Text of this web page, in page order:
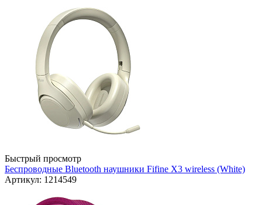
Быстрый просмотр
Беспроводные Bluetooth наушники Fifine X3 wireless (White)
Артикул: 1214549